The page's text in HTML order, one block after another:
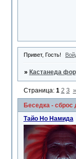
Привет, Гость!
» Кастанеда
Беседка - сброс
Страница: 1 2 3 »
Тайо Но Намида